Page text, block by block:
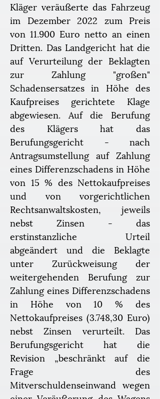
Kläger veräußerte das Fahrzeug
im Dezember 2022 zum Preis
von 11.900 Euro netto an einen
Dritten. Das Landgericht hat die
auf Verurteilung der Beklagten
zur Zahlung "großen"
Schadensersatzes in Höhe des
Kaufpreises gerichtete Klage
abgewiesen. Auf die Berufung
des Klägers hat das
Berufungsgericht - nach
Antragsumstellung auf Zahlung
eines Differenzschadens in Höhe
von 15 % des Nettokaufpreises
und von vorgerichtlichen
Rechtsanwaltskosten, jeweils
nebst Zinsen - das
erstinstanzliche Urteil
abgeändert und die Beklagte
unter Zurückweisung der
weitergehenden Berufung zur
Zahlung eines Differenzschadens
in Höhe von 10 % des
Nettokaufpreises (3.748,30 Euro)
nebst Zinsen verurteilt. Das
Berufungsgericht hat die
Revision „beschränkt auf die
Frage des
Mitverschuldenseinwand wegen